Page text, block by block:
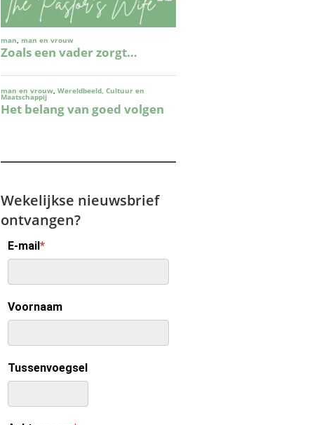
Wekelijkse nieuwsbrief
ontvangen?